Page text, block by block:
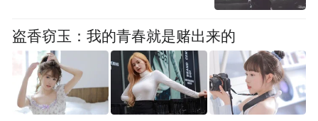
盗香窃玉：我的青春就是赌出来的